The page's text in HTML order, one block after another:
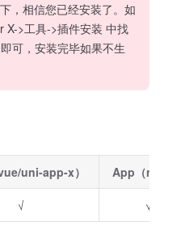
，相信您已经安装了。如
X->工具->插件安装 中找
可，安装完毕如果不生
uni-app-x） App（nvue
√ √